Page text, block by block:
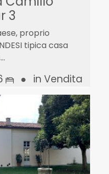
3
proprio
tipica casa
● in Vendita